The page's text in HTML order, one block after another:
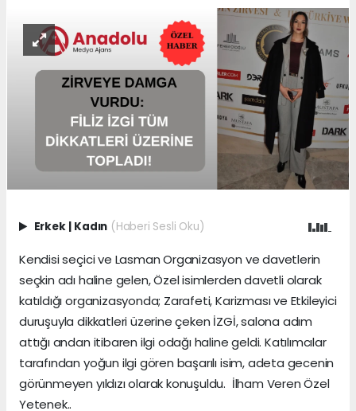
Erkek | Kadın (Haberi Sesli Oku)
Kendisi seçici ve Lasman Organizasyon ve davetlerin
seçkin adı haline gelen, Özel isimlerden davetli olarak
katıldığı organizasyonda; Zarafeti, Karizması ve Etkileyici
duruşuyla dikkatleri üzerine çeken İZGİ, salona adım
attığı andan itibaren ilgi odağı haline geldi. Katılımcılar
tarafından yoğun ilgi gören başarılı isim, adeta gecenin
görünmeyen yıldızı olarak konuşuldu. İlham Veren Özel
Yetenek..